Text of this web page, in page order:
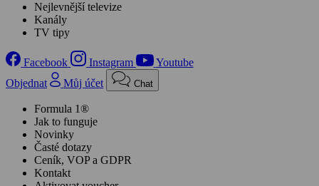
Nejlevnější televize
Kanály
TV tipy
Facebook Instagram
Youtube
Objednat
Můj účet Chat
Formula 1®
Jak to funguje
Novinky
Časté dotazy
Ceník, VOP a GDPR
Kontakt